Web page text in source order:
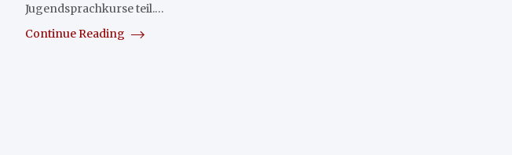
Jugendsprachkurse teil.…
Continue Reading